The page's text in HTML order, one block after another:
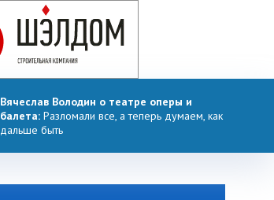
Вячеслав Володин о театре оперы и
балета: Разломали все, а теперь думаем, как
дальше быть